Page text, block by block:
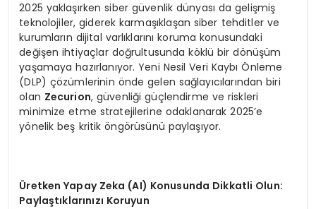
2025 yaklaşırken siber güvenlik dünyası da gelişmiş
teknolojiler, giderek karmaşıklaşan siber tehditler ve
kurumların dijital varlıklarını koruma konusundaki
değişen ihtiyaçlar doğrultusunda köklü bir dönüşüm
yaşamaya hazırlanıyor. Yeni Nesil Veri Kaybı Önleme
(DLP) çözümlerinin önde gelen sağlayıcılarından biri
olan Zecurion, güvenliği güçlendirme ve riskleri
minimize etme stratejilerine odaklanarak 2025’e
yönelik beş kritik öngörüsünü paylaşıyor.
Üretken Yapay Zeka (AI) Konusunda Dikkatli Olun:
Paylaştıklarınızı Koruyun